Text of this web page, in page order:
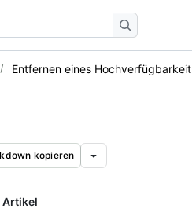
Entfernen eines
kopieren
Artikel